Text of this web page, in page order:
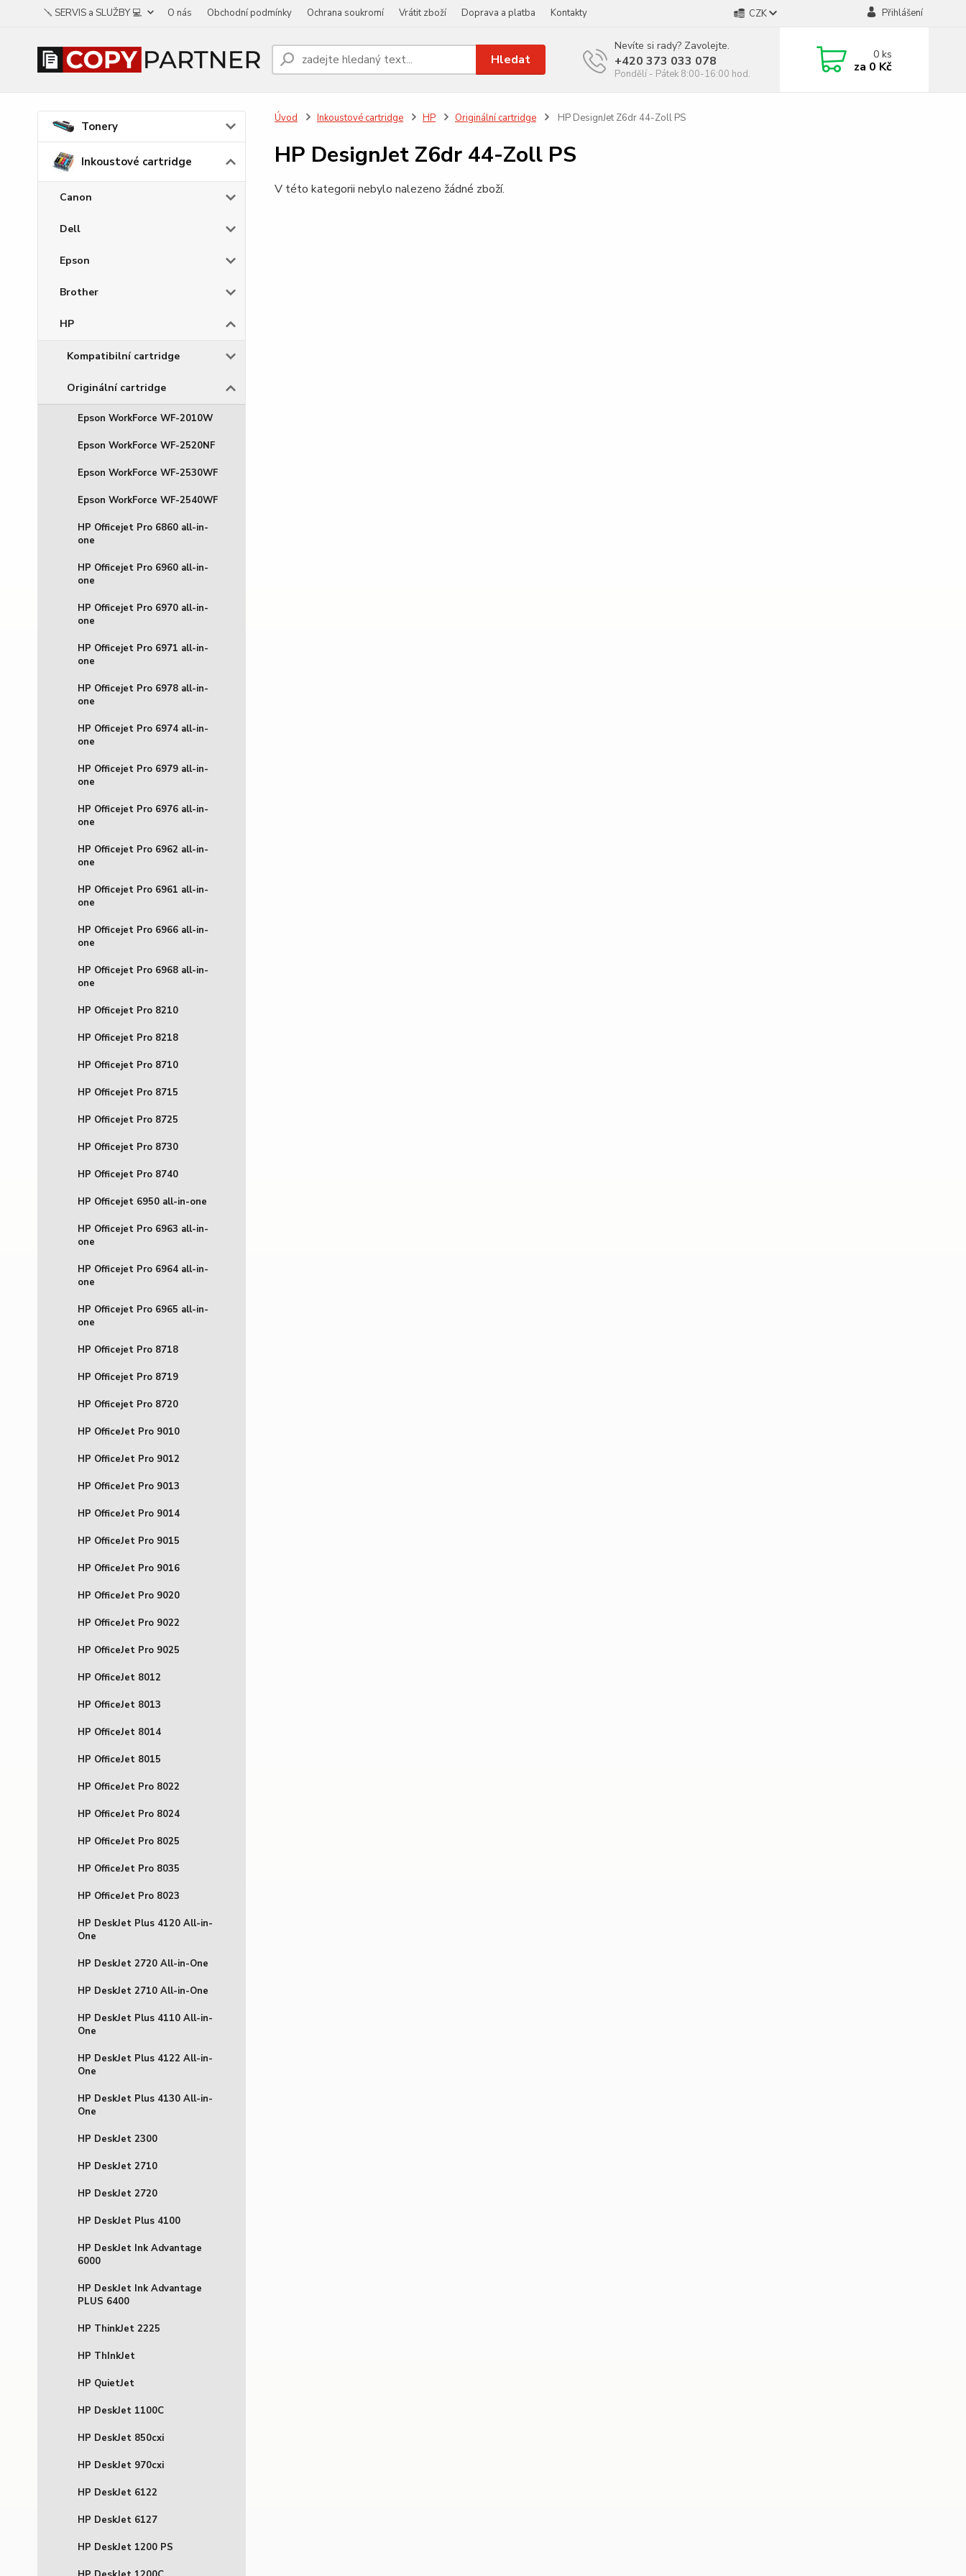
🪛 SERVIS a SLUŽBY 💻 O nás Obchodní podmínky Ochrana soukromí Vrátit zboží Doprava a platba Kontakty CZK Přihlášení
Hledat
Nevíte si rady? Zavolejte.
+420 373 033 078
Pondělí - Pátek 8:00-16:00 hod.
0ks
za 0 Kč
Tonery
Inkoustové cartridge
Canon
Dell
Epson
Brother
HP
Kompatibilní cartridge
Originální cartridge
Epson WorkForce WF-2010W
Epson WorkForce WF-2520NF
Epson WorkForce WF-2530WF
Epson WorkForce WF-2540WF
HP Officejet Pro 6860 all-in-
one
HP Officejet Pro 6960 all-in-
one
HP Officejet Pro 6970 all-in-
one
HP Officejet Pro 6971 all-in-
one
HP Officejet Pro 6978 all-in-
one
HP Officejet Pro 6974 all-in-
one
HP Officejet Pro 6979 all-in-
one
HP Officejet Pro 6976 all-in-
one
HP Officejet Pro 6962 all-in-
one
HP Officejet Pro 6961 all-in-
one
HP Officejet Pro 6966 all-in-
one
HP Officejet Pro 6968 all-in-
one
HP Officejet Pro 8210
HP Officejet Pro 8218
HP Officejet Pro 8710
HP Officejet Pro 8715
HP Officejet Pro 8725
HP Officejet Pro 8730
HP Officejet Pro 8740
HP Officejet 6950 all-in-one
HP Officejet Pro 6963 all-in-
one
HP Officejet Pro 6964 all-in-
one
HP Officejet Pro 6965 all-in-
one
HP Officejet Pro 8718
HP Officejet Pro 8719
HP Officejet Pro 8720
HP OfficeJet Pro 9010
HP OfficeJet Pro 9012
HP OfficeJet Pro 9013
HP OfficeJet Pro 9014
HP OfficeJet Pro 9015
HP OfficeJet Pro 9016
HP OfficeJet Pro 9020
HP OfficeJet Pro 9022
HP OfficeJet Pro 9025
HP OfficeJet 8012
HP OfficeJet 8013
HP OfficeJet 8014
HP OfficeJet 8015
HP OfficeJet Pro 8022
HP OfficeJet Pro 8024
HP OfficeJet Pro 8025
HP OfficeJet Pro 8035
HP OfficeJet Pro 8023
HP DeskJet Plus 4120 All-in-
One
HP DeskJet 2720 All-in-One
HP DeskJet 2710 All-in-One
HP DeskJet Plus 4110 All-in-
One
HP DeskJet Plus 4122 All-in-
One
HP DeskJet Plus 4130 All-in-
One
HP DeskJet 2300
HP DeskJet 2710
HP DeskJet 2720
HP DeskJet Plus 4100
HP DeskJet Ink Advantage
6000
HP DeskJet Ink Advantage
PLUS 6400
HP ThinkJet 2225
HP ThInkJet
HP QuietJet
HP DeskJet 1100C
HP DeskJet 850cxi
HP DeskJet 970cxi
HP DeskJet 6122
HP DeskJet 6127
HP DeskJet 1200 PS
Úvod Inkoustové cartridge HP Originální cartridge HP DesignJet Z6dr 44-Zoll PS
HP DesignJet Z6dr 44-Zoll PS
V této kategorii nebylo nalezeno žádné zboží.